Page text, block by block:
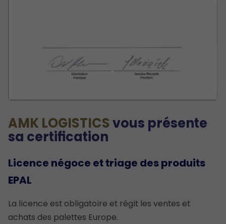
AMK LOGISTICSvous présente
sa certification
Licence négoce et triage des produits
EPAL
La licence est obligatoire et régit les ventes et
achats des palettes Europe.